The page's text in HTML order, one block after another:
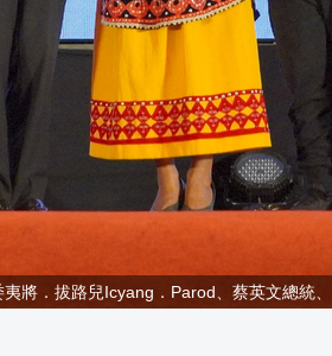
將．拔路兒Icyang．Parod、蔡英文總統